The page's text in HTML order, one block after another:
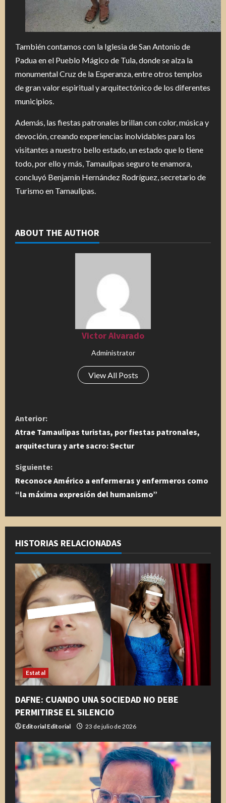
También contamos con la Iglesia de San Antonio de
Padua en el Pueblo Mágico de Tula, donde se alza la
monumental Cruz de la Esperanza, entre otros templos
de gran valor espiritual y arquitectónico de los diferentes
municipios.
Además, las fiestas patronales brillan con color, música y
devoción, creando experiencias inolvidables para los
visitantes a nuestro bello estado, un estado que lo tiene
todo, por ello y más, Tamaulipas seguro te enamora,
concluyó Benjamín Hernández Rodríguez, secretario de
Turismo en Tamaulipas.
ABOUT THE AUTHOR
Victor Alvarado
Administrator
View All Posts
S
i
u
e
l
e
y
n
d
o
Anterior:
Atrae Tamaulipas turistas, por fiestas patronales,
arquitectura y arte sacro: Sectur
Siguiente:
Reconoce Américo a enfermeras y enfermeros como
“la máxima expresión del humanismo”
HISTORIAS RELACIONADAS
Estatal
DAFNE: CUANDO UNA SOCIEDAD NO DEBE
PERMITIRSE EL SILENCIO
Editorial Editorial 23 de julio de 2026